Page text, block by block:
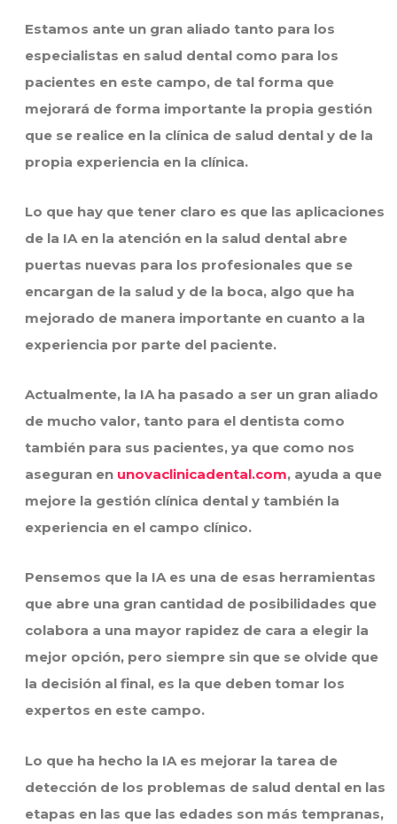
Estamos ante un gran aliado tanto para los
especialistas en salud dental como para los
pacientes en este campo, de tal forma que
mejorará de forma importante la propia gestión
que se realice en la clínica de salud dental y de la
propia experiencia en la clínica.
Lo que hay que tener claro es que las aplicaciones
de la IA en la atención en la salud dental abre
puertas nuevas para los profesionales que se
encargan de la salud y de la boca, algo que ha
mejorado de manera importante en cuanto a la
experiencia por parte del paciente.
Actualmente, la IA ha pasado a ser un gran aliado
de mucho valor, tanto para el dentista como
también para sus pacientes, ya que como nos
aseguran en unovaclinicadental.com, ayuda a que
mejore la gestión clínica dental y también la
experiencia en el campo clínico.
Pensemos que la IA es una de esas herramientas
que abre una gran cantidad de posibilidades que
colabora a una mayor rapidez de cara a elegir la
mejor opción, pero siempre sin que se olvide que
la decisión al final, es la que deben tomar los
expertos en este campo.
Lo que ha hecho la IA es mejorar la tarea de
detección de los problemas de salud dental en las
etapas en las que las edades son más tempranas,